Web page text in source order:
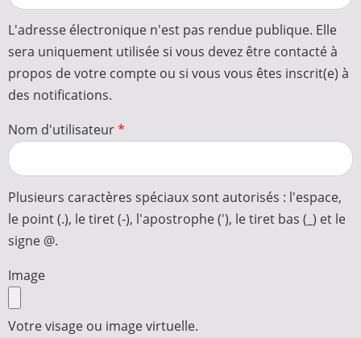
L'adresse électronique n'est pas rendue publique. Elle
sera uniquement utilisée si vous devez être contacté à
propos de votre compte ou si vous vous êtes inscrit(e) à
des notifications.
Nom d'utilisateur
Plusieurs caractères spéciaux sont autorisés : l'espace,
le point (.), le tiret (-), l'apostrophe ('), le tiret bas (_) et le
signe @.
Image
Votre visage ou image virtuelle.